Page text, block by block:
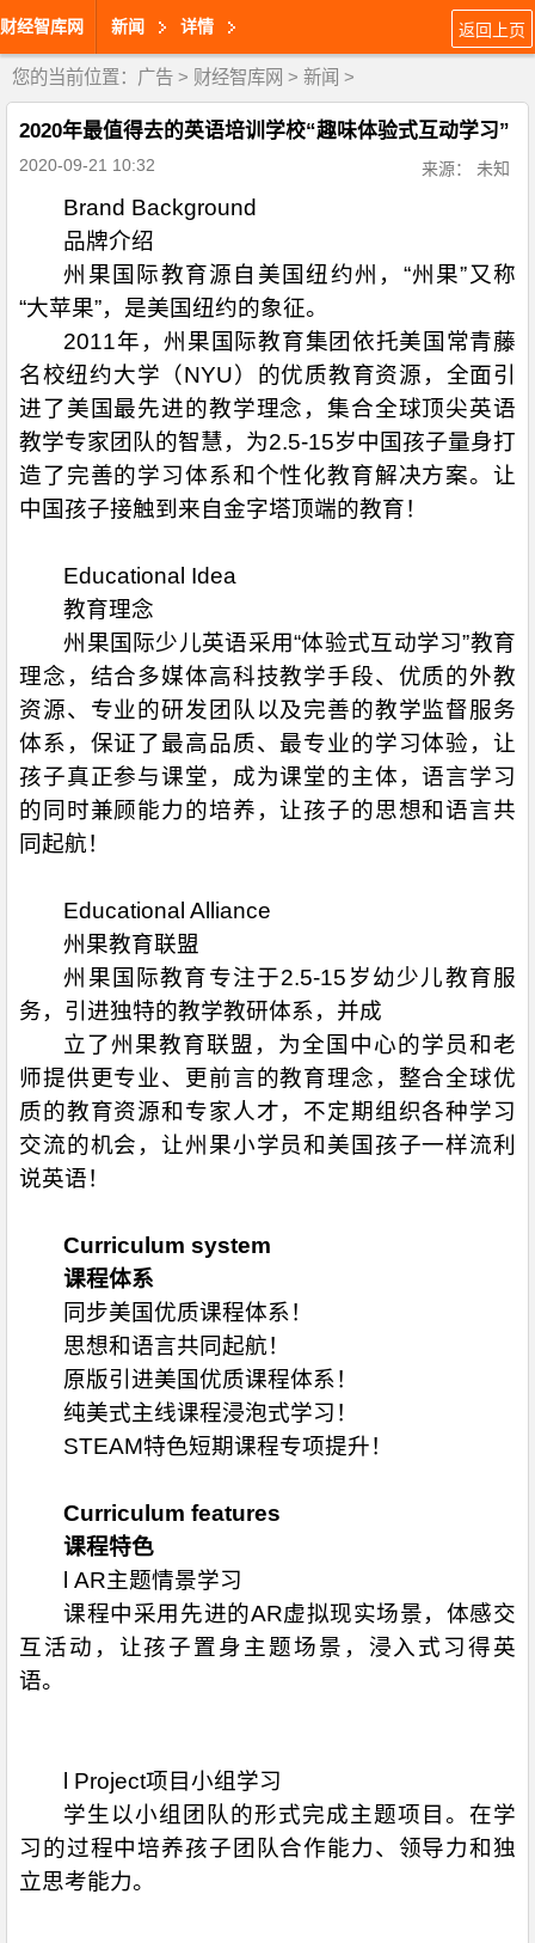
财经智库网 新闻 详情 返回上页
您的当前位置： 广告 > 财经智库网 > 新闻 >
2020年最值得去的英语培训学校“趣味体验式互动学习”
2020-09-21 10:32 来源： 未知
Brand Background
品牌介绍
州果国际教育源自美国纽约州，“州果”又称
“大苹果”，是美国纽约的象征。
2011年，州果国际教育集团依托美国常青藤
名校纽约大学（NYU）的优质教育资源，全面引
进了美国最先进的教学理念，集合全球顶尖英语
教学专家团队的智慧，为2.5-15岁中国孩子量身打
造了完善的学习体系和个性化教育解决方案。让
中国孩子接触到来自金字塔顶端的教育！
Educational Idea
教育理念
州果国际少儿英语采用“体验式互动学习”教育
理念，结合多媒体高科技教学手段、优质的外教
资源、专业的研发团队以及完善的教学监督服务
体系，保证了最高品质、最专业的学习体验，让
孩子真正参与课堂，成为课堂的主体，语言学习
的同时兼顾能力的培养，让孩子的思想和语言共
同起航！
Educational Alliance
州果教育联盟
州果国际教育专注于2.5-15岁幼少儿教育服
务，引进独特的教学教研体系，并成
立了州果教育联盟，为全国中心的学员和老
师提供更专业、更前言的教育理念，整合全球优
质的教育资源和专家人才，不定期组织各种学习
交流的机会，让州果小学员和美国孩子一样流利
说英语！
Curriculum system
课程体系
同步美国优质课程体系！
思想和语言共同起航！
原版引进美国优质课程体系！
纯美式主线课程浸泡式学习！
STEAM特色短期课程专项提升！
Curriculum features
课程特色
l AR主题情景学习
课程中采用先进的AR虚拟现实场景，体感交
互活动，让孩子置身主题场景，浸入式习得英
语。
l Project项目小组学习
学生以小组团队的形式完成主题项目。在学
习的过程中培养孩子团队合作能力、领导力和独
立思考能力。